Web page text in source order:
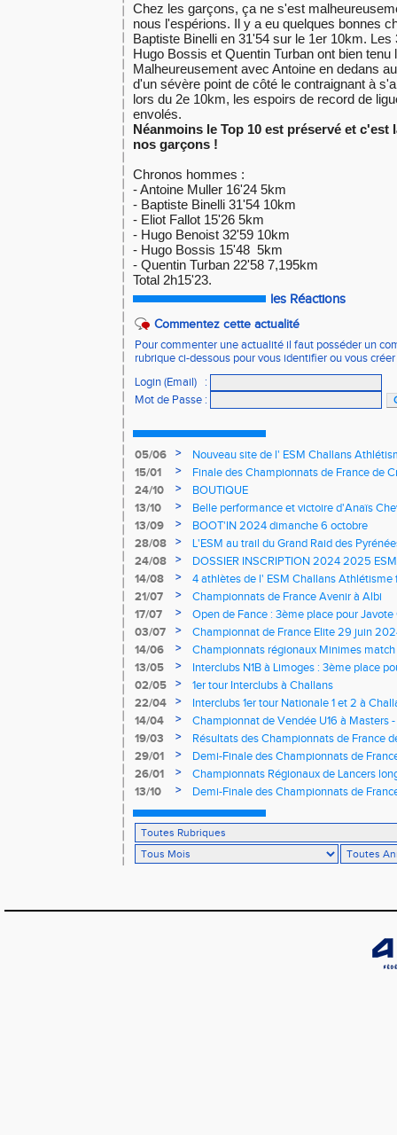
Chez les garçons, ça ne s'est
nous l'espérions. Il y a eu quelques bonnes
Baptiste Binelli en 31'54 sur le 1er 10km. Les
Hugo Bossis et Quentin Turban ont bien tenu
Malheureusement avec Antoine en dedans
d'un sévère point de côté le contraignant à
lors du 2e 10km, les espoirs de record de
envolés.
Néanmoins le Top 10 est préservé et
nos garçons !
Chronos hommes :
- Antoine Muller 16'24 5km
- Baptiste Binelli 31'54 10km
- Eliot Fallot 15'26 5km
- Hugo Benoist 32'59 10km
- Hugo Bossis 15'48 5km
- Quentin Turban 22'58 7,195km
Total 2h15'23.
les Réactions
Commentez cette actualité
Pour commenter une actualité il faut posséder un
rubrique ci-dessous pour vous identifier ou vous
Login (Email)
:
Mot de Passe :
05/06 >
Nouveau site de l' ESM Challans
15/01
>
Finale des Championnats de France de
24/10
>
BOUTIQUE
13/10
>
Belle performance et victoire d'Anaïs
Marathon de Rennes
13/09 >
BOOT'IN 2024 dimanche 6 octobre
28/08
>
L'ESM au trail du Grand Raid des
24/08
>
DOSSIER INSCRIPTION 2024 2025
14/08
>
4 athlètes de l' ESM Challans
des JO de Paris
21/07 >
Championnats de France Avenir à Albi
17/07
>
Open de Fance : 3ème place pour
03/07
>
Championnat de France Elite 29 juin
14/06
>
Championnats régionaux Minimes
Benjamins
13/05 >
Interclubs N1B à Limoges : 3ème place
02/05
>
1er tour Interclubs à Challans
22/04
>
Interclubs 1er tour Nationale 1 et 2 à
14/04
>
Championnat de Vendée U16 à Masters
Athlétisme
19/03 >
Résultats des Championnats de France
29/01
>
Demi-Finale des Championnats de
26/01
>
Championnats Régionaux de Lancers
13/10
>
Demi-Finale des Championnats de